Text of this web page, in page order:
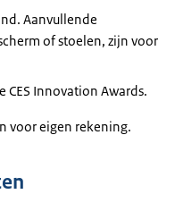
Aanvullende
of stoelen, zijn voor
Innovation Awards.
voor eigen rekening.